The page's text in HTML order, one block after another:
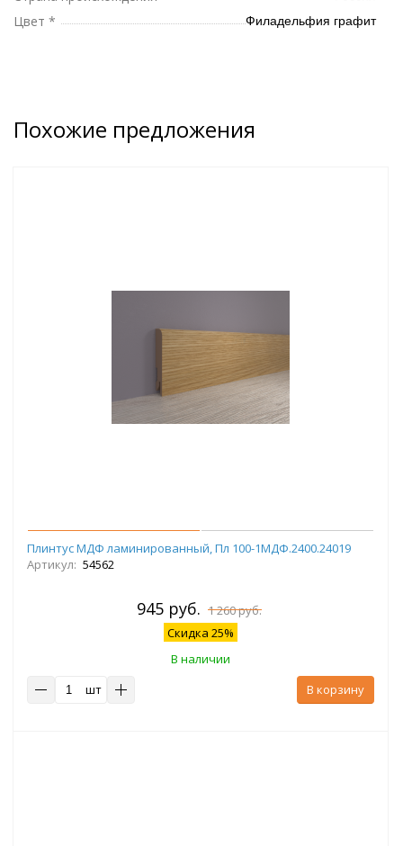
Цвет * Филадельфия графит
Похожие предложения
Плинтус МДФ ламинированный, Пл 100-1МДФ.2400.24019
Артикул: 54562
945 руб. 1 260 руб.
Скидка 25%
В наличии
шт
В корзину